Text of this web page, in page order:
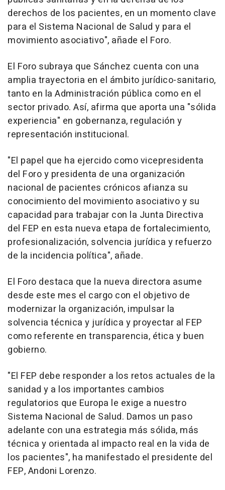
derechos de los pacientes, en un momento clave
para el Sistema Nacional de Salud y para el
movimiento asociativo", añade el Foro.
El Foro subraya que Sánchez cuenta con una
amplia trayectoria en el ámbito jurídico-sanitario,
tanto en la Administración pública como en el
sector privado. Así, afirma que aporta una "sólida
experiencia" en gobernanza, regulación y
representación institucional.
"El papel que ha ejercido como vicepresidenta
del Foro y presidenta de una organización
nacional de pacientes crónicos afianza su
conocimiento del movimiento asociativo y su
capacidad para trabajar con la Junta Directiva
del FEP en esta nueva etapa de fortalecimiento,
profesionalización, solvencia jurídica y refuerzo
de la incidencia política", añade.
El Foro destaca que la nueva directora asume
desde este mes el cargo con el objetivo de
modernizar la organización, impulsar la
solvencia técnica y jurídica y proyectar al FEP
como referente en transparencia, ética y buen
gobierno.
"El FEP debe responder a los retos actuales de la
sanidad y a los importantes cambios
regulatorios que Europa le exige a nuestro
Sistema Nacional de Salud. Damos un paso
adelante con una estrategia más sólida, más
técnica y orientada al impacto real en la vida de
los pacientes", ha manifestado el presidente del
FEP, Andoni Lorenzo.